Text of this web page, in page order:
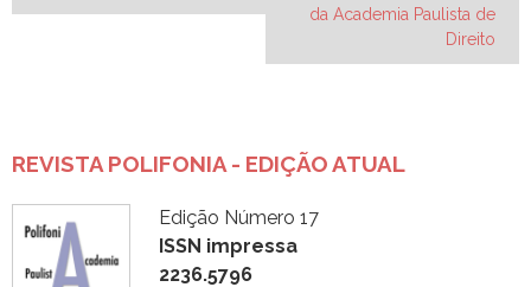
Post
da Academia Paulista de
Direito
REVISTA POLIFONIA - EDIÇÃO ATUAL
Edição Número 17
ISSN impressa
2236.5796